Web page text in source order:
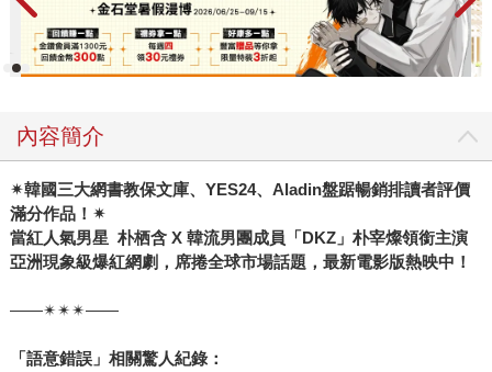
內容簡介
✴韓國三大網書教保文庫、 YES24、 Aladin盤踞暢銷排讀者評價
滿分作品！ ✴
當紅人氣男星 朴栖含X 韓流男團成員「DKZ」朴宰燦領銜主演
亞洲現象級爆紅網劇，席捲全球市場話題，最新電影版熱映中！
——✴✴✴——
「語意錯誤」相關驚人紀錄：